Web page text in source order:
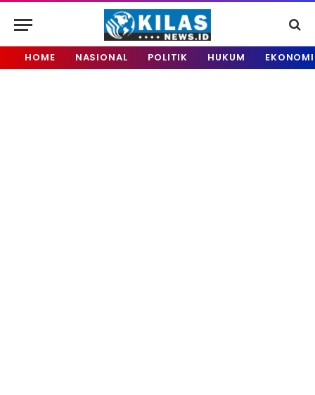
HOME NASIONAL POLITIK HUKUM EKONOMI